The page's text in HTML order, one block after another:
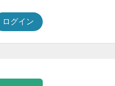
ログイン